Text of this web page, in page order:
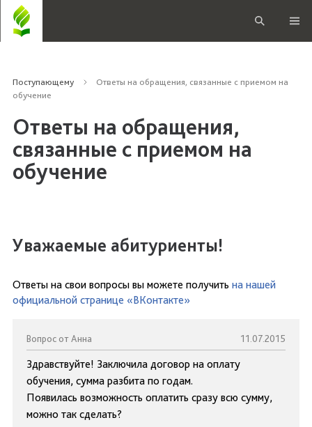
Поступающему
Ответы на обращения, связанные с приемом на
обучение
Ответы на обращения,
связанные с приемом на
обучение
Уважаемые абитуриенты!
Ответы на свои вопросы вы можете получить на нашей
официальной странице «ВКонтакте»
Вопрос от Анна 11.07.2015
Здравствуйте! Заключила договор на оплату
обучения, сумма разбита по годам.
Появилась возможность оплатить сразу всю сумму,
можно так сделать?